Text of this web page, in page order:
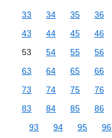
33
34 35 36
43
44 45 46
53
54 55 56
63
64 65 66
73
74 75 76
83
84 85 86
93
94 95 96